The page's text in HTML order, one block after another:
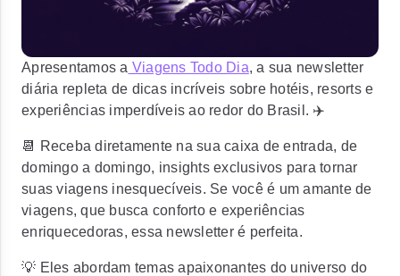
Apresentamos a Viagens Todo Dia, a sua newsletter
diária repleta de dicas incríveis sobre hotéis, resorts e
experiências imperdíveis ao redor do Brasil. ✈️
📆 Receba diretamente na sua caixa de entrada, de
domingo a domingo, insights exclusivos para tornar
suas viagens inesquecíveis. Se você é um amante de
viagens, que busca conforto e experiências
enriquecedoras, essa newsletter é perfeita.
💡 Eles abordam temas apaixonantes do universo do